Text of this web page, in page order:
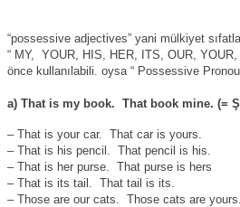
“possessive adjectives” yani mülkiyet
“ MY,
YOUR, HIS, HER, ITS, OUR, YOUR,
önce kullanılabili. oysa “ Possessive
a) That is my book. That book mine. (=
– That is your car.
That car is yours.
– That is his pencil.
That pencil is his.
– That is her purse.
That purse is hers
– That is its tail.
That tail is its.
– Those are our cats.
Those cats are yours.